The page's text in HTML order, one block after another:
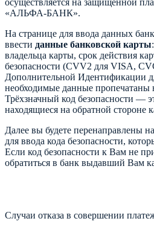
осуществляется на защищенной
«АЛЬФА-БАНК».
На странице для ввода данных
ввести данные банковской карты
владельца карты, срок действия
безопасности (CVV2 для VISA,
Дополнительной Идентификации
необходимые данные пропечатаны
Трёхзначный код безопасности —
находящиеся на обратной стороне
Далее вы будете перенаправлены
для ввода кода безопасности,
Если код безопасности к Вам не
обратиться в банк выдавший Вам
Случаи отказа в совершении